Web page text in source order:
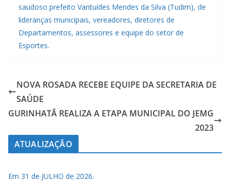
saudoso prefeito Vantuídes Mendes da Silva (Tudim), de
lideranças municipais, vereadores, diretores de
Departamentos, assessores e equipe do setor de
Esportes.
NOVA ROSADA RECEBE EQUIPE DA SECRETARIA DE
SAÚDE
GURINHATÃ REALIZA A ETAPA MUNICIPAL DO JEMG
2023
ATUALIZAÇÃO
Em 31 de JULHO de 2026.